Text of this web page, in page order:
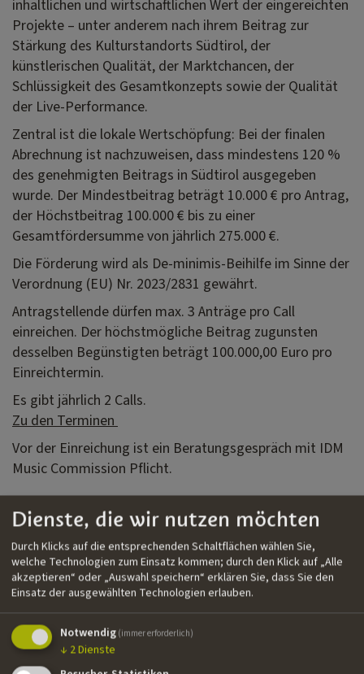
inhaltlichen und wirtschaftlichen Wert der eingereichten
Projekte – unter anderem nach ihrem Beitrag zur
Stärkung des Kulturstandorts Südtirol, der
künstlerischen Qualität, der Marktchancen, der
Schlüssigkeit des Gesamtkonzepts sowie der Qualität
der Live-Performance.
Zentral ist die lokale Wertschöpfung: Bei der finalen
Abrechnung ist nachzuweisen, dass mindestens 120 %
des genehmigten Beitrags in Südtirol ausgegeben
wurde. Der Mindestbeitrag beträgt 10.000 € pro Antrag,
der Höchstbeitrag 100.000 € bis zu einer
Gesamtfördersumme von jährlich 275.000 €.
Die Förderung wird als De-minimis-Beihilfe im Sinne der
Verordnung (EU) Nr. 2023/2831 gewährt.
Antragstellende dürfen max. 3 Anträge pro Call
einreichen. Der höchstmögliche Beitrag zugunsten
desselben Begünstigten beträgt 100.000,00 Euro pro
Einreichtermin.
Es gibt jährlich 2 Calls.
Zu den Terminen
Vor der Einreichung ist ein Beratungsgespräch mit IDM
Music Commission Pflicht.
Förderungen bei der Provinz
In Südtirol gibt es noch andere Förderungen und
Beiträge für Kunst- und Kulturschaffende. Das deutsche
Amt für Kultur und Jugend bieten eigene Förderungen
und Beiträge für die jeweiligen Sprachgruppen an. Diese
Dienste, die wir nutzen möchten
Durch Klicks auf die entsprechenden Schaltflächen wählen Sie,
welche Technologien zum Einsatz kommen; durch den Klick auf „Alle
akzeptieren“ oder „Auswahl speichern“ erklären Sie, dass Sie den
Einsatz der ausgewählten Technologien erlauben.
Notwendig (immer erforderlich)
↓ 2Dienste